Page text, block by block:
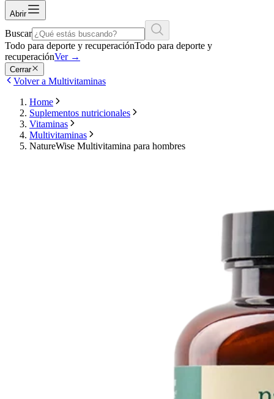
Abrir
Buscar
Todo para deporte y recuperaciónTodo para deporte y
recuperaciónVer →
Cerrar
Volver a Multivitaminas
Home
Suplementos nutricionales
Vitaminas
Multivitaminas
NatureWise Multivitamina para hombres